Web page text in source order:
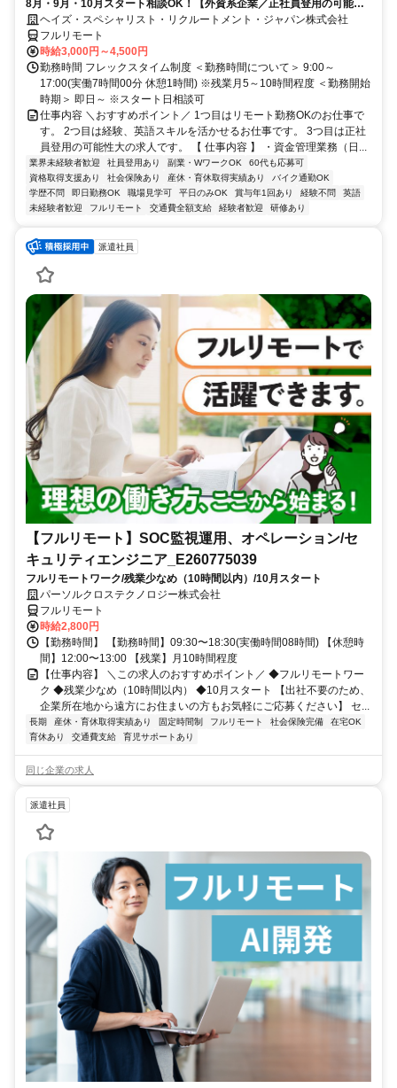
8月・9月・10月スタート相談OK！【外資系企業／正社員登用の可能性
大／700万～800万／リモート勤務OK】経理財務
ヘイズ・スペシャリスト・リクルートメント・ジャパン株式会社
フルリモート
時給3,000円～4,500円
勤務時間 フレックスタイム制度 ＜勤務時間について＞ 9:00～
17:00(実働7時間00分 休憩1時間) ※残業月5～10時間程度 ＜勤務開始
時期＞ 即日～ ※スタート日相談可
仕事内容 ＼おすすめポイント／ 1つ目はリモート勤務OKのお仕事で
す。 2つ目は経験、英語スキルを活かせるお仕事です。 3つ目は正社
員登用の可能性大の求人です。 【 仕事内容 】 ・資金管理業務（日...
業界未経験者歓迎 社員登用あり 副業・WワークOK
60代も応募可
資格取得支援あり
社会保険あり 産休・育休取得実績あり
バイク通勤OK
学歴不問
即日勤務OK 職場見学可 平日のみOK 賞与年1回あり 経験不問
英語
未経験者歓迎
フルリモート 交通費全額支給 経験者歓迎 研修あり
派遣社員
【フルリモート】SOC監視運用、オペレーション/セ
キュリティエンジニア_E260775039
フルリモートワーク/残業少なめ（10時間以内）/10月スタート
パーソルクロステクノロジー株式会社
フルリモート
時給2,800円
【勤務時間】 【勤務時間】09:30〜18:30(実働時間08時間) 【休憩時
間】12:00〜13:00 【残業】月10時間程度
【仕事内容】 ＼この求人のおすすめポイント／ ◆フルリモートワー
ク ◆残業少なめ（10時間以内） ◆10月スタート 【出社不要のため、
企業所在地から遠方にお住まいの方もお気軽にご応募ください】 セ...
長期 産休・育休取得実績あり 固定時間制 フルリモート 社会保険完備
在宅OK
育休あり
交通費支給 育児サポートあり
同じ企業の求人
派遣社員